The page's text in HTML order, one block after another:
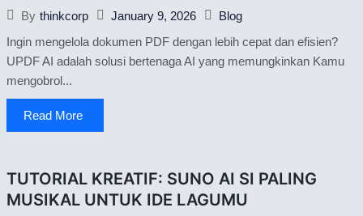
By thinkcorp January 9, 2026
Blog
Ingin mengelola dokumen PDF dengan lebih cepat dan efisien?
UPDF AI adalah solusi bertenaga AI yang memungkinkan Kamu
mengobrol...
Read More
TUTORIAL KREATIF: SUNO AI SI PALING
MUSIKAL UNTUK IDE LAGUMU